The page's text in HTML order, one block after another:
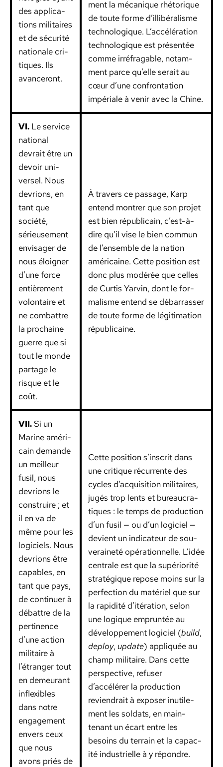
des appli­ca­
tions mil­i­taires
et de sécu­rité
nationale cri­
tiques. Ils
avanceront.
ment la mécanique rhé­torique
de toute forme d’illibéralisme
tech­nologique. L’accélération
tech­nologique est présen­tée
comme irréfragable, notam­
ment parce qu’elle serait au
cœur d’une con­fronta­tion
impéri­ale à venir avec la Chine.
VI.Le ser­vice
nation­al
devrait être un
devoir uni­
versel. Nous
devri­ons, en
tant que
société,
sérieuse­ment
envis­ager de
nous éloign­er
d’une force
entière­ment
volon­taire et
ne com­bat­tre
la prochaine
guerre que si
tout le monde
partage le
risque et le
coût.
À tra­vers ce pas­sage, Karp
entend mon­tr­er que son pro­jet
est bien répub­li­cain, c’est-à-
dire qu’il vise le bien com­mun
de l’ensemble de la nation
améri­caine. Cette posi­tion est
donc plus mod­érée que celles
de Cur­tis Yarvin, dont le for­
mal­isme entend se débar­rass­er
de toute forme de légiti­ma­tion
répub­li­caine.
VII.Si un
Marine améri­
cain demande
un meilleur
fusil, nous
devri­ons le
con­stru­ire ; et
il en va de
même pour les
logi­ciels. Nous
devri­ons être
capa­bles, en
tant que pays,
de con­tin­uer à
débat­tre de la
per­ti­nence
d’une action
mil­i­taire à
l’étranger tout
en demeu­rant
inflex­i­bles
dans notre
engage­ment
envers ceux
que nous
avons priés de
Cette posi­tion s’inscrit dans
une cri­tique récur­rente des
cycles d’acquisition mil­i­taires,
jugés trop lents et bureau­cra­
tiques : le temps de pro­duc­tion
d’un fusil — ou d’un logi­ciel —
devient un indi­ca­teur de sou­
veraineté opéra­tionnelle. L’idée
cen­trale est que la supéri­or­ité
stratégique repose moins sur la
per­fec­tion du matériel que sur
la rapid­ité d’itération, selon
une logique emprun­tée au
développe­ment logi­ciel (build,
deploy, update) appliquée au
champ mil­i­taire. Dans cette
per­spec­tive, refuser
d’accélérer la pro­duc­tion
reviendrait à expos­er inutile­
ment les sol­dats, en main­
tenant un écart entre les
besoins du ter­rain et la capac­
ité indus­trielle à y répon­dre.